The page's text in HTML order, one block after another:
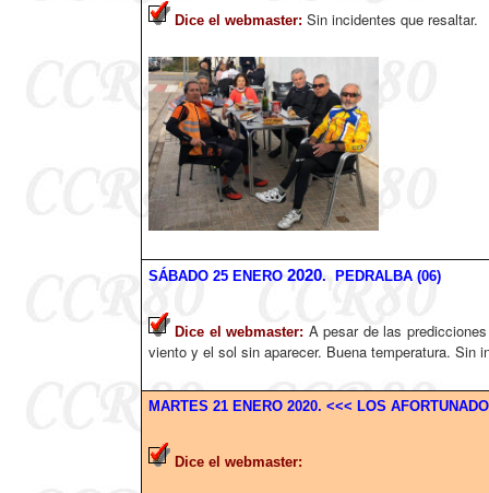
Dice el webmaster: Sin incidentes que resaltar.
SÁBADO25ENERO 2020. PEDRALBA (06)
Dice el webmaster: A pesar de las
viento y el sol sin aparecer. Buena temperatura. Sin
MARTES 21ENERO 2020. <<< LOS
Dice el webmaster: